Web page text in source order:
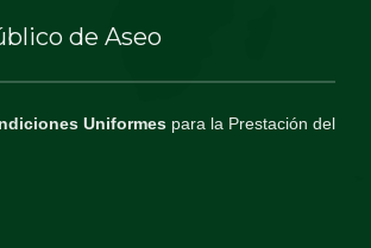
de Aseo
Uniformes para la Prestación del